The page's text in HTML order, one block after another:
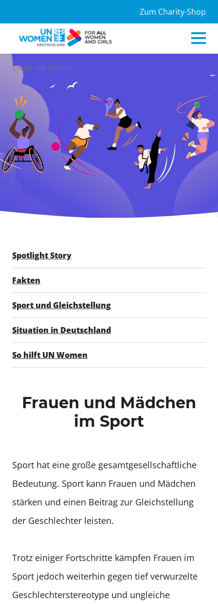
Zum Charity-Shop
Credit: UN Women
Spotlight Story
Fakten
Sport und Gleichstellung
Situation in Deutschland
So hilft UN Women
Frauen und Mädchen
im Sport
Sport hat eine große gesamtgesellschaftliche
Bedeutung. Sport kann Frauen und Mädchen
stärken und einen Beitrag zur Gleichstellung
der Geschlechter leisten.
Trotz einiger Fortschritte kämpfen Frauen im
Sport jedoch weiterhin gegen tief verwurzelte
Geschlechterstereotype und ungleiche